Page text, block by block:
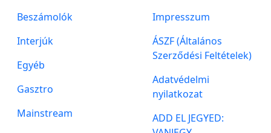
Beszámolók
Interjúk
Egyéb
Gasztro
Mainstream
Impresszum
ÁSZF (Általános
Szerződési Feltételek)
Adatvédelmi
nyilatkozat
ADD EL JEGYED: